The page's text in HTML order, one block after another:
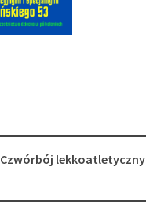
Czwórbój lekkoatletyczny